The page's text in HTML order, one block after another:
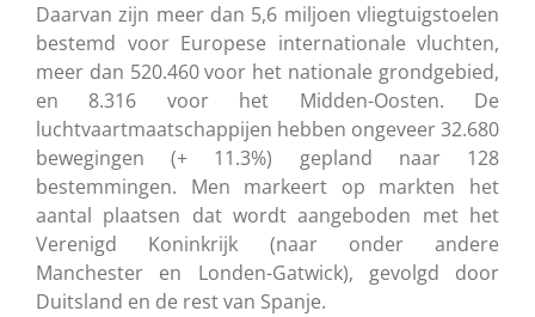
Daarvan zijn meer dan 5,6 miljoen vliegtuigstoelen
bestemd voor Europese internationale vluchten,
meer dan 520.460 voor het nationale grondgebied,
en 8.316 voor het Midden-Oosten. De
luchtvaartmaatschappijen hebben ongeveer 32.680
bewegingen (+ 11.3%) gepland naar 128
bestemmingen. Men markeert op markten het
aantal plaatsen dat wordt aangeboden met het
Verenigd Koninkrijk (naar onder andere
Manchester en Londen-Gatwick), gevolgd door
Duitsland en de rest van Spanje.